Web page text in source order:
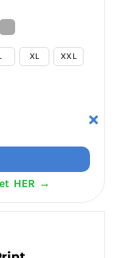
XL XXL
HER →